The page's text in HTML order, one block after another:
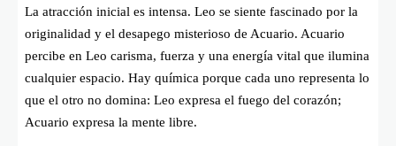
La atracción inicial es intensa. Leo se siente fascinado por la
originalidad y el desapego misterioso de Acuario. Acuario
percibe en Leo carisma, fuerza y una energía vital que ilumina
cualquier espacio. Hay química porque cada uno representa lo
que el otro no domina: Leo expresa el fuego del corazón;
Acuario expresa la mente libre.